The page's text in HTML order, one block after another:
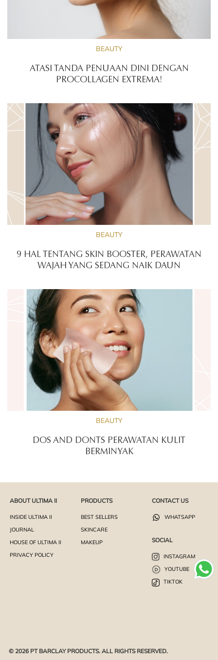
BEAUTY
ATASI TANDA PENUAAN DINI DENGAN
PROCOLLAGEN EXTREMA!
BEAUTY
9 HAL TENTANG SKIN BOOSTER, PERAWATAN
WAJAH YANG SEDANG NAIK DAUN
BEAUTY
DOS AND DONTS PERAWATAN KULIT
BERMINYAK
ABOUT ULTIMA II
INSIDE ULTIMA II
JOURNAL
HOUSE OF ULTIMA II
PRIVACY POLICY
PRODUCTS
BEST SELLERS
SKINCARE
MAKEUP
CONTACT US
WHATSAPP
SOCIAL
INSTAGRAM
YOUTUBE
TIKTOK
© 2026 PT BARCLAY PRODUCTS. ALL RIGHTS RESERVED.